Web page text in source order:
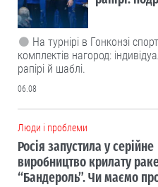
На турнірі в Гонконзі
комплектів нагород:
рапірі й шаблі.
06.08
Люди і проблеми
Росія запустила у серійне
виробництво крилату
“Бандероль”. Чи маємо